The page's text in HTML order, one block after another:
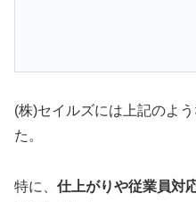
(株)セイルズには上記のよ
た。
特に、 仕上がりや従業員対